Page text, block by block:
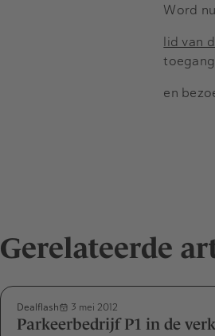
Word nu
lid van
en
Gerelateerde
Dealflash 3 mei 2012
Parkeerbedrijf P1 in de